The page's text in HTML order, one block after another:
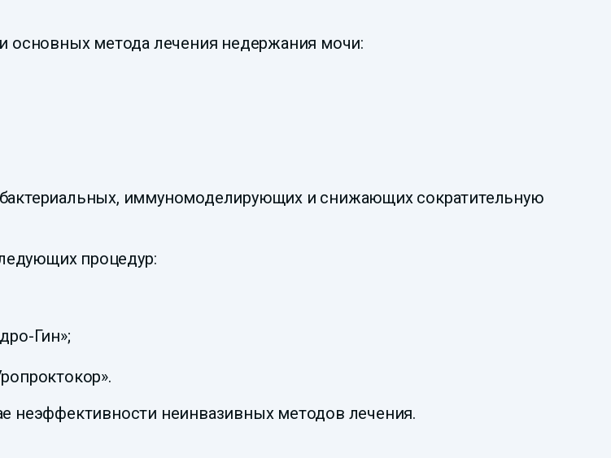
метода лечения недержания мочи:
иммуномоделирующих и снижающих сократительную
процедур:
Гин»;
неэффективности неинвазивных методов лечения.